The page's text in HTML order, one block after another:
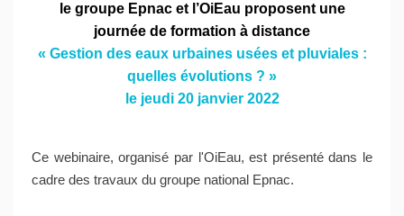
le groupe Epnac et l’OiEau proposent une
journée de formation à distance
« Gestion des eaux urbaines usées et pluviales :
quelles évolutions ? »
le jeudi 20 janvier 2022
Ce webinaire, organisé par l'OiEau, est présenté dans le
cadre des travaux du groupe national Epnac.